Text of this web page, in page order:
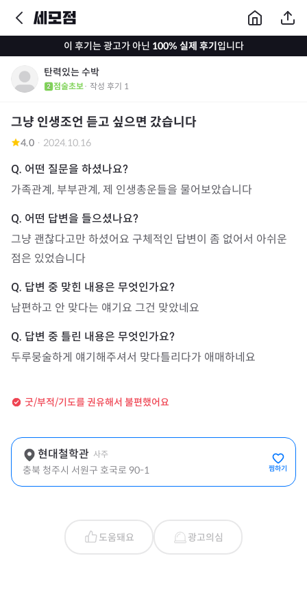
이 후기는 광고가 아닌 100% 실제 후기입니다
탄력있는 수박
점술초보· 작성 후기 1
그냥 인생조언 듣고 싶으면 갔습니다
4.0 · 2024.10.16
가족관계, 부부관계, 제 인생총운들을 물어보았습니다
그냥 괜찮다고만 하셨어요 구체적인 답변이 좀 없어서 아쉬운
점은 있었습니다
남편하고 안 맞다는 얘기요 그건 맞았네요
두루뭉술하게 얘기해주셔서 맞다틀리다가 애매하네요
굿/부적/기도를 권유해서 불편했어요
현대철학관 사주
충북 청주시 서원구 호국로 90-1 찜하기
도움돼요 광고의심